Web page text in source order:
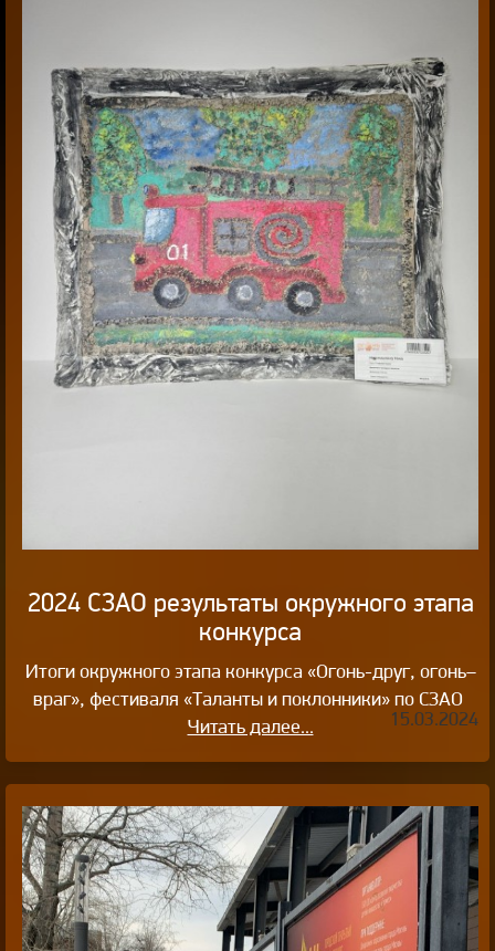
2024 СЗАО результаты окружного этапа
конкурса
Итоги окружного этапа конкурса «Огонь-друг, огонь–
враг», фестиваля «Таланты и поклонники» по СЗАО
Читать далее...
15.03.2024